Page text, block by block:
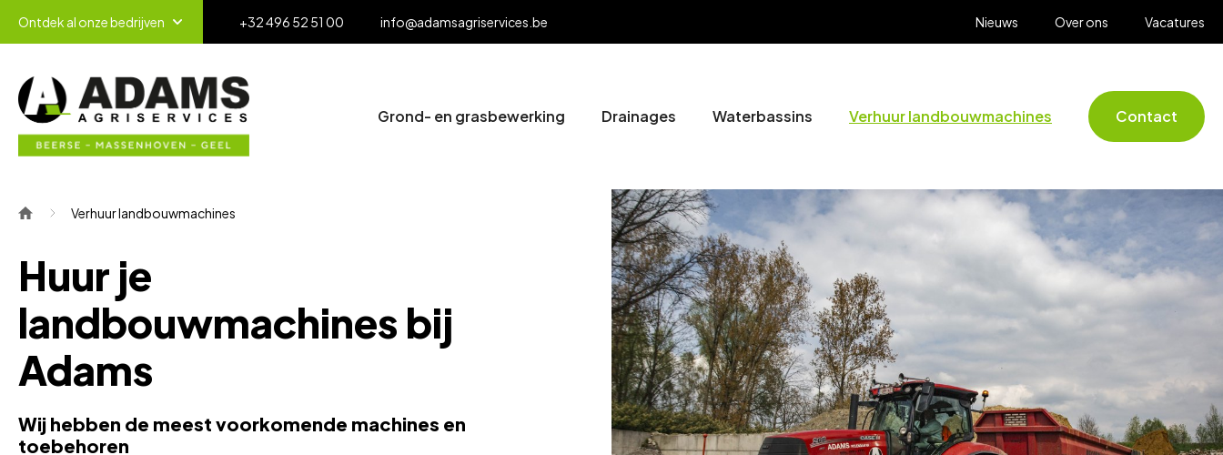
Ontdek al onze bedrijven +32 496 52 51 00 info@adamsagriservices.be Nieuws Over ons Vacatures
Grond- en grasbewerking Drainages Waterbassins Verhuur landbouwmachines Contact
Verhuur landbouwmachines
Huur je
landbouwmachines bij
Adams
Wij hebben de meest voorkomende machines en
toebehoren